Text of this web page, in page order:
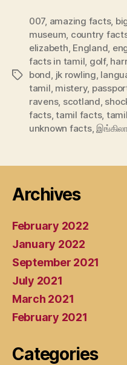
Tags
007, amazing facts,
museum country
elizabeth England
facts in tamil golf,
bond jk rowling
tamil mistery,
ravens, scotland
facts,tamil facts,
unknown facts,
Archives
February 2022
January 2022
September 2021
July 2021
March 2021
February 2021
Categories